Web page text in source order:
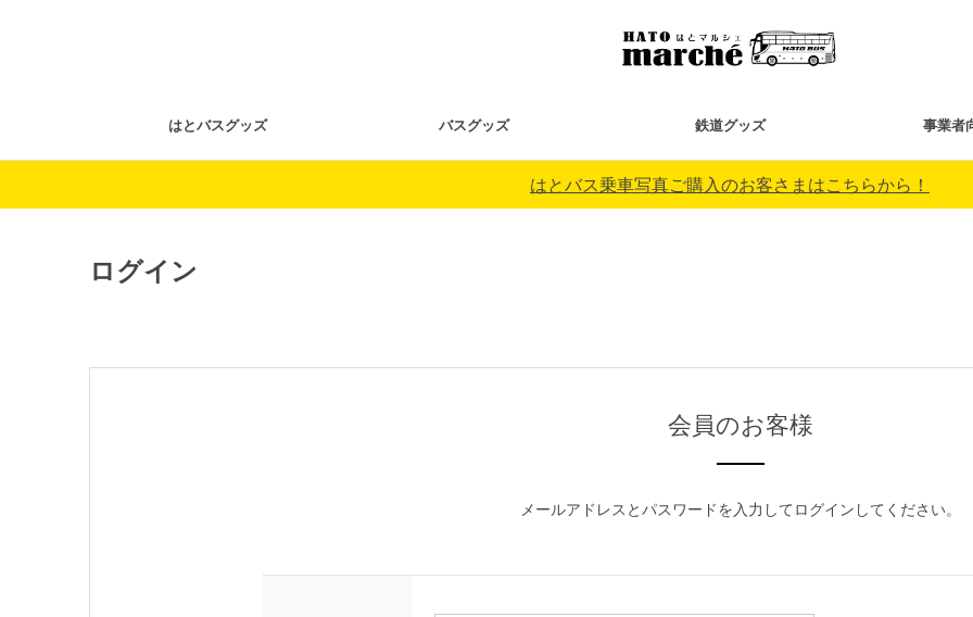
はとバスグッズ バスグッズ 鉄道グッズ 事業者
はとバス乗車写真ご購入のお客さまはこちらから！
ログイン
会員のお客様
メールアドレスとパスワードを入力してログインしてください。